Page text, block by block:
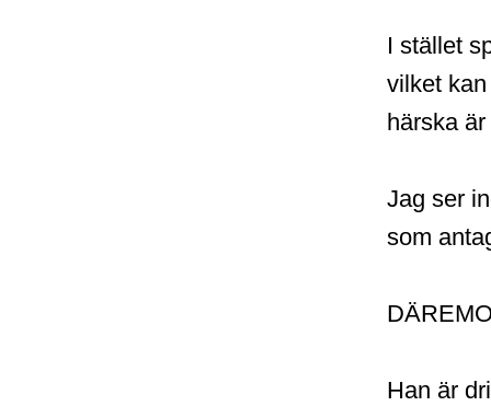
I stället
vilket
härska
Jag ser
som
Han är